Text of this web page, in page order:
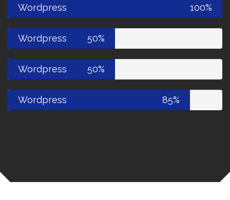
Wordpress 100%
Wordpress 50%
Wordpress 50%
Wordpress 85%